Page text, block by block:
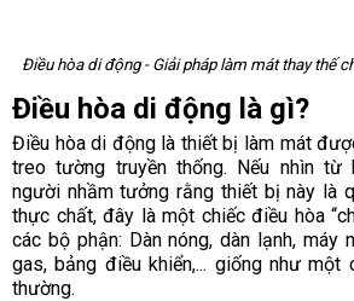
Điều hòa di động - Giải pháp làm mát thay thế
Điều hòa di động là gì?
Điều hòa di động là thiết bị làm mát
treo tường truyền thống. Nếu nhìn từ
người nhầm tưởng rằng thiết bị này là
thực chất, đây là một chiếc điều hòa
các bộ phận: Dàn nóng, dàn lạnh, máy
gas, bảng điều khiển,... giống như một
thường.